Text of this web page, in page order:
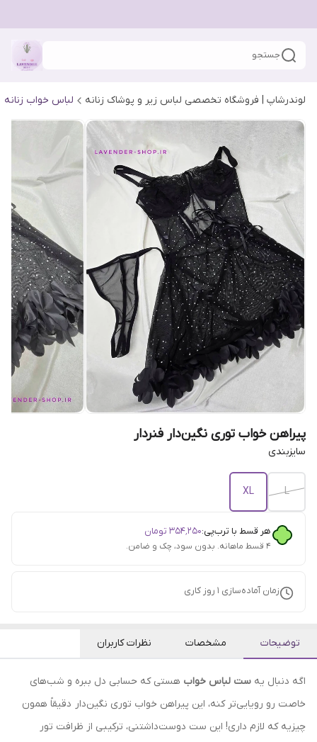
جستجو
لوندرشاپ | فروشگاه تخصصی لباس زیر و پوشاک زنانه لباس خواب زنانه
پیراهن خواب توری نگین‌دار فنردار
سایزبندی
L
XL
هر قسط با ترب‌پی:۳۵۴٬۲۵۰ تومان
۴ قسط ماهانه. بدون سود، چک و ضامن.
زمان آماده‌سازی 1 روز کاری
توضیحات مشخصات نظرات کاربران
اگه دنبال یه ست لباس خواب هستی که حسابی دل ببره و شب‌های
خاصت رو رویایی‌تر کنه، این پیراهن خواب توری نگین‌دار دقیقاً همون
چیزیه که لازم داری! این ست دوست‌داشتنی، ترکیبی از ظرافت تور